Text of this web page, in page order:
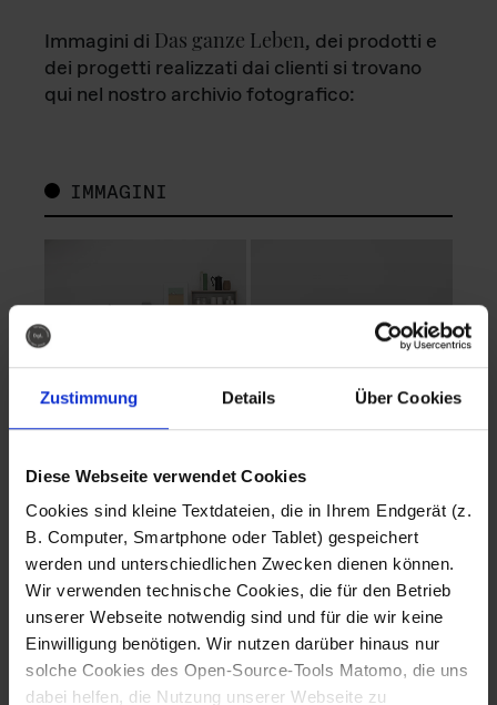
Zustimmung Details Über Cookies
Diese Webseite verwendet Cookies
Cookies sind kleine Textdateien, die in Ihrem Endgerät (z.
B. Computer, Smartphone oder Tablet) gespeichert
werden und unterschiedlichen Zwecken dienen können.
Wir verwenden technische Cookies, die für den Betrieb
unserer Webseite notwendig sind und für die wir keine
Einwilligung benötigen. Wir nutzen darüber hinaus nur
solche Cookies des Open-Source-Tools Matomo, die uns
dabei helfen, die Nutzung unserer Webseite zu
Immagini di Das ganze Leben, dei prodotti e
dei progetti realizzati dai clienti si trovano
qui nel nostro archivio fotografico:
IMMAGINI
Fotografo: Lorenz
Sternbach
Download
Fotografo: Lorenz
Sternbach
Download